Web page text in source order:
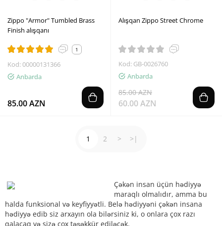
Zippo "Armor" Tumbled Brass
Finish alışqanı
1
Kod: 00000131366
Anbarda
85.00 AZN
Alışqan Zippo Street Chrome
Kod: GB-0026760
Anbarda
85.00 AZN
60.00 AZN
1 2 > >|
Çəkən insan üçün hədiyyə
maraqlı olmalıdır, amma bu
halda funksional və keyfiyyətli. Belə hədiyyəni çəkən insana
hədiyyə edib siz arxayın ola bilərsiniz ki, o onlara çox razı
qalacaq və sizə çox təşəkkür ediləcək.